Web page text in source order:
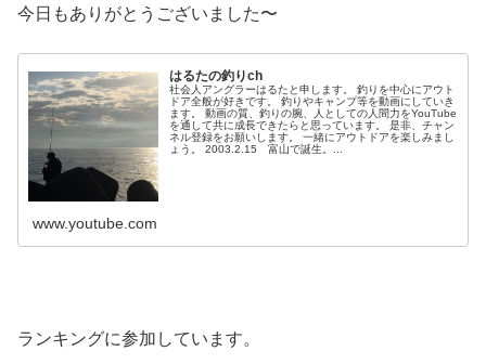
今日もありがとうございました〜
はるたの釣りch
社会人アングラーはるたと申します。 釣りを中心にアウト
ドア全般が好きです。 釣りやキャンプ等を動画にしていき
ます。 動画の質、釣りの腕、人としての人間力をYouTube
を通して共に成長できたらと思っています。 是非、チャン
ネル登録をお願いします。 一緒にアウトドアを楽しみまし
ょう。 2003.2.15 富山で誕生。...
www.youtube.com
ランキングに参加しています。